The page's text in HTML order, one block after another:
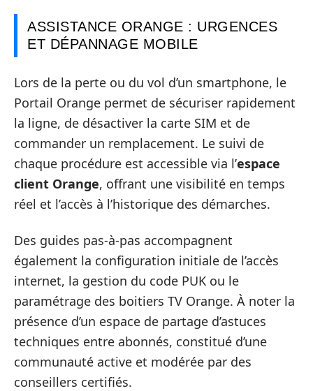
ASSISTANCE ORANGE : URGENCES
ET DÉPANNAGE MOBILE
Lors de la perte ou du vol d’un smartphone, le
Portail Orange permet de sécuriser rapidement
la ligne, de désactiver la carte SIM et de
commander un remplacement. Le suivi de
chaque procédure est accessible via l’espace
client Orange, offrant une visibilité en temps
réel et l’accès à l’historique des démarches.
Des guides pas-à-pas accompagnent
également la configuration initiale de l’accès
internet, la gestion du code PUK ou le
paramétrage des boitiers TV Orange. À noter la
présence d’un espace de partage d’astuces
techniques entre abonnés, constitué d’une
communauté active et modérée par des
conseillers certifiés.